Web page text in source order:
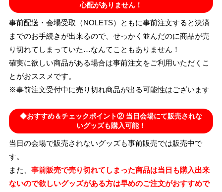
心配がありません！
事前配送・会場受取（NOLETS）ともに事前注文すると決済
までのお手続きが出来るので、せっかく並んだのに商品が売
り切れてしまっていた…なんてこともありません！
確実に欲しい商品がある場合は事前注文をご利用いただくこ
とがおススメです。
※事前注文受付中に売り切れ商品が出る可能性はございます
◆おすすめ＆チェックポイント② 当日会場にて販売されな
いグッズも購入可能！
当日の会場で販売されないグッズも事前販売では販売中で
す。
また、 事前販売で売り切れてしまった商品は当日も購入出来
ないので欲しいグッズがある方は早めのご注文がおすすめで